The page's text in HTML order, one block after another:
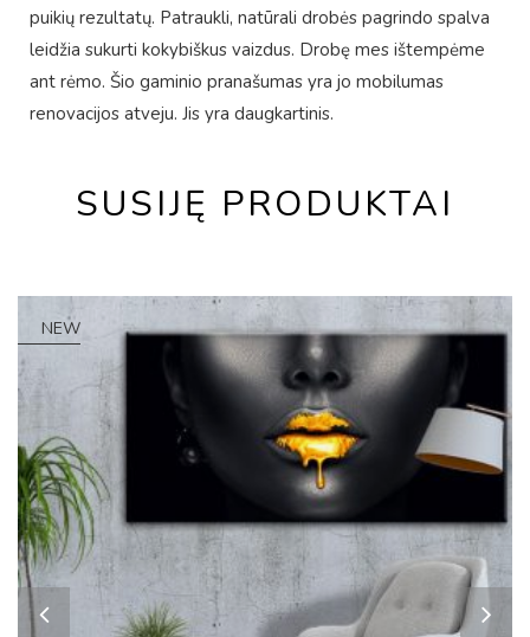
puikių rezultatų. Patraukli, natūrali drobės pagrindo spalva
leidžia sukurti kokybiškus vaizdus. Drobę mes ištempėme
ant rėmo. Šio gaminio pranašumas yra jo mobilumas
renovacijos atveju. Jis yra daugkartinis.
SUSIJĘ PRODUKTAI